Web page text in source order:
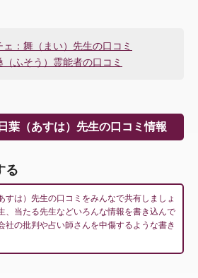
：舞（まい）先生の口コミ
ふそう）霊能者の口コミ
葉（あすは）先生の口コミ情報
る
すは）先生の口コミをみんなで共有しましょ
、当たる先生などいろんな情報を書き込んで
社の批判や占い師さんを中傷するような書き